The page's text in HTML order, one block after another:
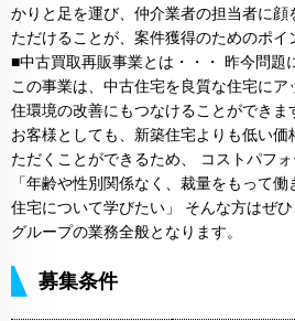
かりと足を運び、仲介業者の担当者に
ただけることが、案件獲得のためのポイ
■中古買取再販事業とは・・・ 昨今問題
この事業は、中古住宅を良質な住宅にア
住環境の改善にもつなけることができま
お客様としても、新築住宅よりも低い
ただくことができるため、 コストパフ
「年齢や性別関係なく、裁量をもって
住宅について学びたい」 そんな方はぜ
グループの業務全般となります。
募集条件